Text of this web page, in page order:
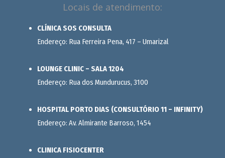
Locais de atendimento:
CLÍNICA SOS CONSULTA
Endereço: Rua Ferreira Pena, 417 – Umarizal
LOUNGE CLINIC – SALA 1204
Endereço: Rua dos Mundurucus, 3100
HOSPITAL PORTO DIAS (CONSULTÓRIO 11 – INFINITY)
Endereço: Av. Almirante Barroso, 1454
CLINICA FISIOCENTER